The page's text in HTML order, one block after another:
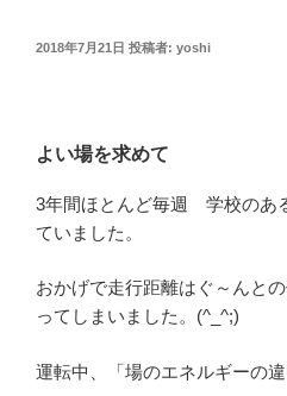
投
2018年7月21日 投稿者: yoshi
よい場を求めて
3年間ほとんど毎週 学校のあ
ていました。
おかげで走行距離はぐ～んと
ってしまいました。(^_^;)
運転中、「場のエネルギーの違